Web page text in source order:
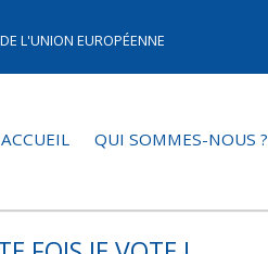
L'UNION EUROPÉENNE
ACCUEIL QUI SOMMES-NOUS ?